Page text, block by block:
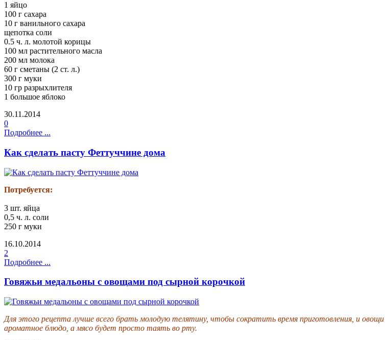
1 яйцо
100 г сахара
10 г ванильного сахара
щепотка соли
0.5 ч. л. молотой корицы
100 мл растительного масла
200 мл молока
60 г сметаны (2 ст. л.)
300 г муки
10 гр разрыхлителя
1 большое яблоко
30.11.2014
0
Подробнее ...
Как сделать пасту Феттуччине дома
Потребуется:
3 шт. яйца
0,5 ч. л. соли
250 г муки
16.10.2014
2
Подробнее ...
Говяжьи медальоны с овощами под сырной корочкой
Для этого рецепта лучше всего брать молодую телятину, чтобы сократить время приготовления, и овощи
ароматное блюдо, а мясо будет просто таять во рту.